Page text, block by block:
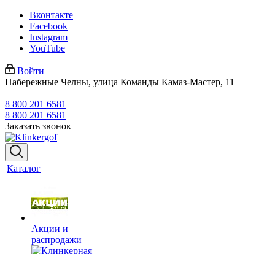
Вконтакте
Facebook
Instagram
YouTube
Войти
Набережные Челны, улица Команды Камаз-Мастер, 11
8 800 201 6581
8 800 201 6581
Заказать звонок
Каталог
Акции и
распродажи